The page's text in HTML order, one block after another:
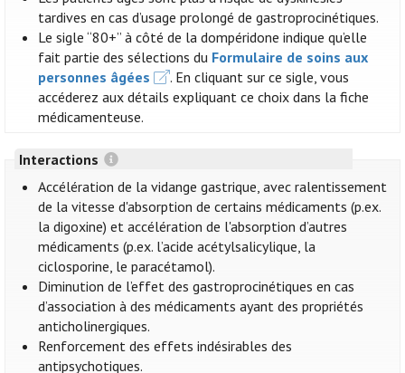
tardives en cas d’usage prolongé de gastroprocinétiques.
Le sigle “80+” à côté de la dompéridone indique qu’elle
fait partie des sélections du Formulaire de soins aux
personnes âgées
. En cliquant sur ce sigle, vous
accéderez aux détails expliquant ce choix dans la fiche
médicamenteuse.
Interactions
Accélération de la vidange gastrique, avec ralentissement
de la vitesse d'absorption de certains médicaments (p.ex.
la digoxine) et accélération de l'absorption d’autres
médicaments (p.ex. l’acide acétylsalicylique, la
ciclosporine, le paracétamol).
Diminution de l’effet des gastroprocinétiques en cas
d’association à des médicaments ayant des propriétés
anticholinergiques.
Renforcement des effets indésirables des
antipsychotiques.